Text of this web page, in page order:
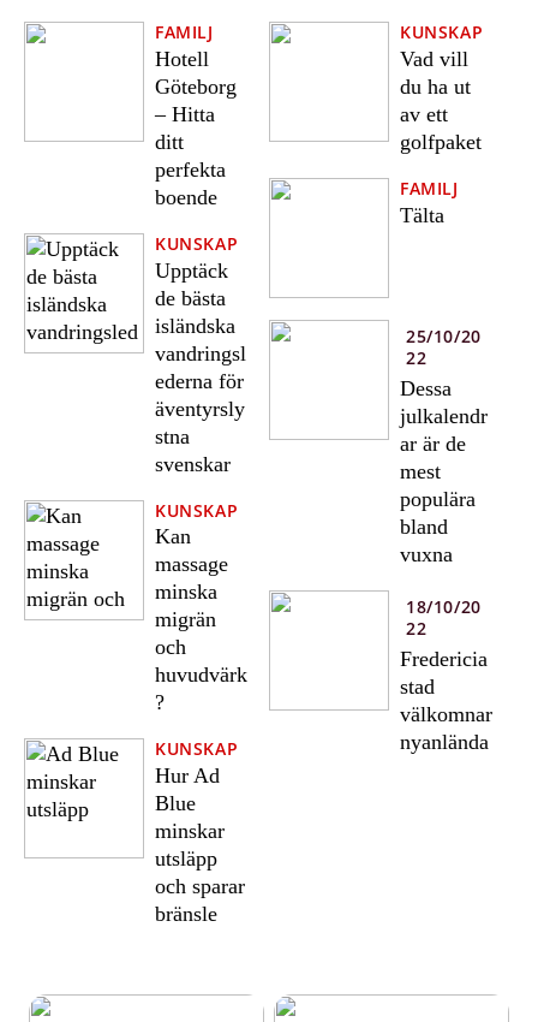
FAMILJ
Hotell
Göteborg
– Hitta
ditt
perfekta
boende
KUNSKAP
Upptäck
de bästa
isländska
vandringsl
ederna för
äventyrsly
stna
svenskar
KUNSKAP
Kan
massage
minska
migrän
och
huvudvärk
?
KUNSKAP
Hur Ad
Blue
minskar
utsläpp
och sparar
bränsle
KUNSKAP
Vad vill
du ha ut
av ett
golfpaket
FAMILJ
Tälta
25/10/20
22
Dessa
julkalendr
ar är de
mest
populära
bland
vuxna
18/10/20
22
Fredericia
stad
välkomnar
nyanlända